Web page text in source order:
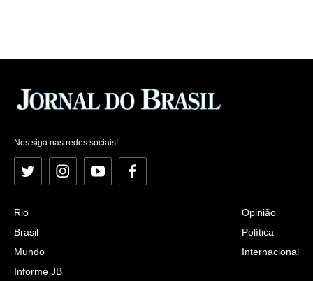
Nos siga nas redes sociais!
Twitter InstagramYouTubeFacebook
Rio
Brasil
Mundo
Informe JB
Opinião
Política
Internacional